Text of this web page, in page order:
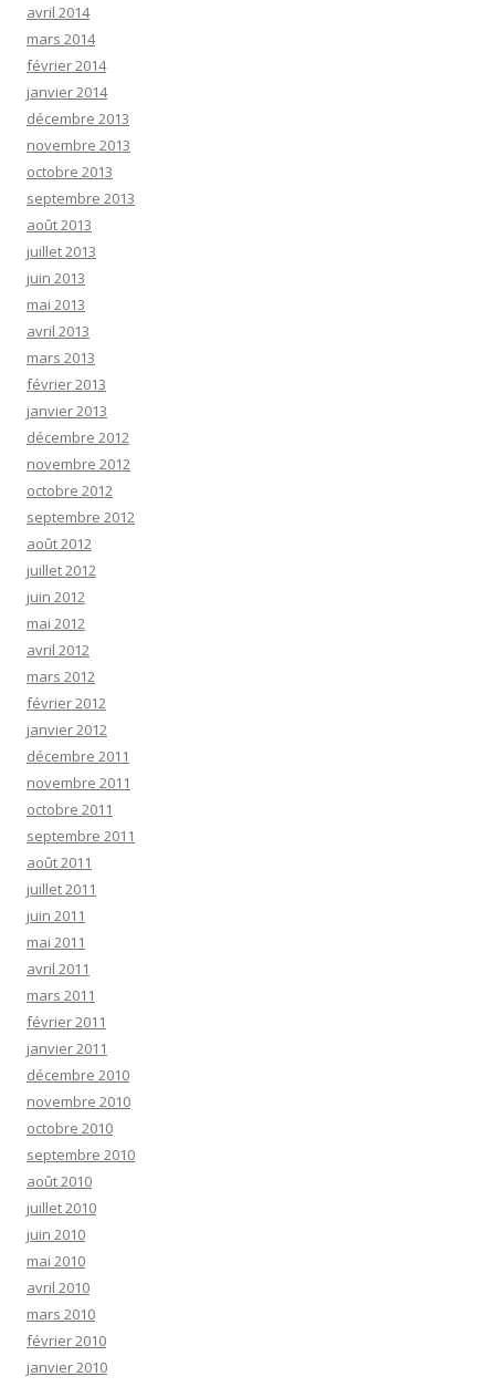
avril 2014
mars 2014
février 2014
janvier 2014
décembre 2013
novembre 2013
octobre 2013
septembre 2013
août 2013
juillet 2013
juin 2013
mai 2013
avril 2013
mars 2013
février 2013
janvier 2013
décembre 2012
novembre 2012
octobre 2012
septembre 2012
août 2012
juillet 2012
juin 2012
mai 2012
avril 2012
mars 2012
février 2012
janvier 2012
décembre 2011
novembre 2011
octobre 2011
septembre 2011
août 2011
juillet 2011
juin 2011
mai 2011
avril 2011
mars 2011
février 2011
janvier 2011
décembre 2010
novembre 2010
octobre 2010
septembre 2010
août 2010
juillet 2010
juin 2010
mai 2010
avril 2010
mars 2010
février 2010
janvier 2010